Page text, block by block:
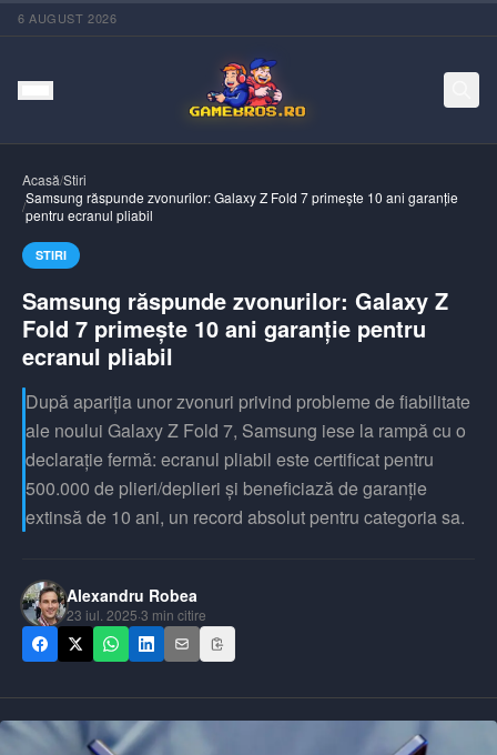
6 AUGUST 2026
Acasă/Stiri
/Samsung răspunde zvonurilor: Galaxy Z Fold 7 primește 10 ani garanție
pentru ecranul pliabil
STIRI
Samsung răspunde zvonurilor: Galaxy Z
Fold 7 primește 10 ani garanție pentru
ecranul pliabil
După apariția unor zvonuri privind probleme de fiabilitate
ale noului Galaxy Z Fold 7, Samsung iese la rampă cu o
declarație fermă: ecranul pliabil este certificat pentru
500.000 de plieri/deplieri și beneficiază de garanție
extinsă de 10 ani, un record absolut pentru categoria sa.
Alexandru Robea
23 iul. 2025·3 min citire